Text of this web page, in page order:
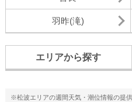
羽昨(滝)
エリアから探す
※松波エリアの週間天気・潮位情報の提